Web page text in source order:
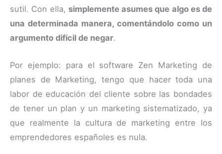
sutil. Con ella, simplemente asumes que algo es de
una determinada manera, comentándolo como un
argumento difícil de negar.
Por ejemplo: para el software Zen Marketing de
planes de Marketing, tengo que hacer toda una
labor de educación del cliente sobre las bondades
de tener un plan y un marketing sistematizado, ya
que realmente la cultura de marketing entre los
emprendedores españoles es nula.